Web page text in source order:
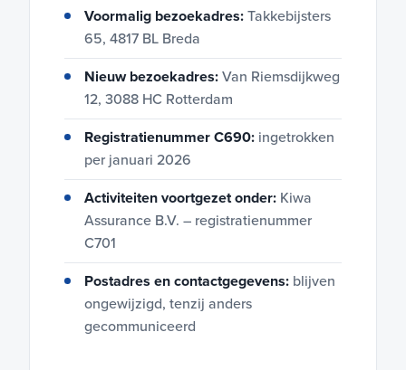
Voormalig bezoekadres: Takkebijsters
65, 4817 BL Breda
Nieuw bezoekadres: Van Riemsdijkweg
12, 3088 HC Rotterdam
Registratienummer C690: ingetrokken
per januari 2026
Activiteiten voortgezet onder: Kiwa
Assurance B.V. – registratienummer
C701
Postadres en contactgegevens: blijven
ongewijzigd, tenzij anders
gecommuniceerd